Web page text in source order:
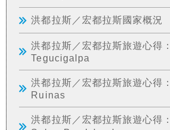
洪都拉斯／宏都拉斯國家概況
洪都拉斯／宏都拉斯旅遊心得
Tegucigalpa
洪都拉斯／宏都拉斯旅遊心得
Ruinas
洪都拉斯／宏都拉斯旅遊心得